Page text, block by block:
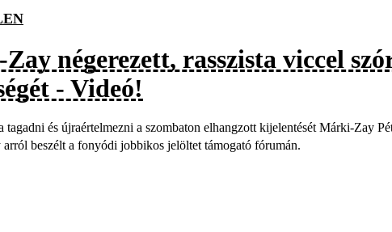
négerezett, rasszista viccel
- Videó!
tagadni és újraértelmezni a szombaton elhangzott kijelentését Márki-Zay
beszélt a fonyódi jobbikos jelöltet támogató fórumán.